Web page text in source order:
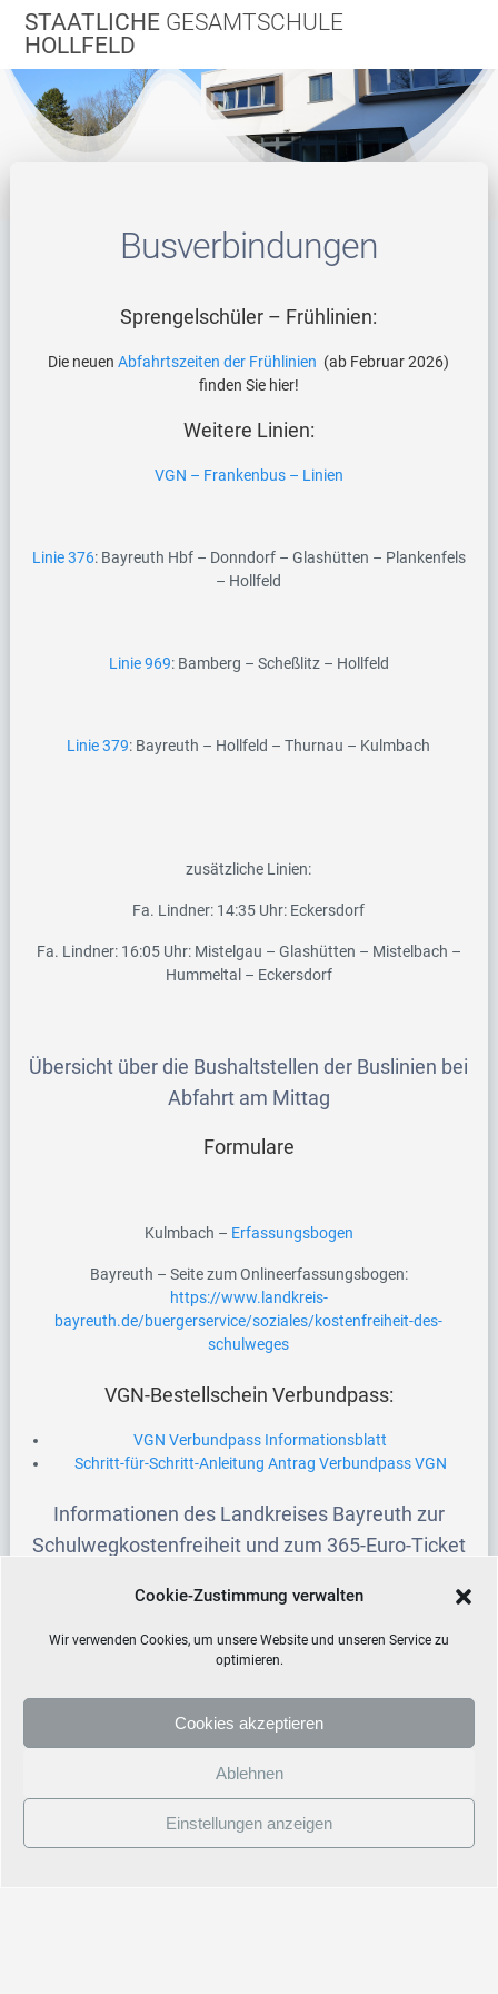
Cookie-Zustimmung verwalten
Wir verwenden Cookies, um unsere Website und unseren Service zu
optimieren.
Cookies akzeptieren
Ablehnen
Einstellungen anzeigen
Zum
Inhalt
STAATLICHE GESAMTSCHULE
HOLLFELD
Busverbindungen
Sprengelschüler – Frühlinien:
Die neuenAbfahrtszeiten der Frühlinien (ab Februar 2026)
finden Sie hier!
Weitere Linien:
VGN – Frankenbus – Linien
Linie 376: Bayreuth Hbf – Donndorf – Glashütten – Plankenfels
– Hollfeld
Linie 969: Bamberg – Scheßlitz – Hollfeld
Linie 379: Bayreuth – Hollfeld – Thurnau – Kulmbach
zusätzliche Linien:
Fa. Lindner: 14:35 Uhr: Eckersdorf
Fa. Lindner: 16:05 Uhr: Mistelgau – Glashütten – Mistelbach –
Hummeltal – Eckersdorf
Übersicht über die Bushaltstellen der Buslinien bei
Abfahrt am Mittag
Formulare
Kulmbach – Erfassungsbogen
Bayreuth – Seite zum Onlineerfassungsbogen:
https://www.landkreis-
bayreuth.de/buergerservice/soziales/kostenfreiheit-des-
schulweges
VGN-Bestellschein Verbundpass:
VGN Verbundpass Informationsblatt
Schritt-für-Schritt-Anleitung Antrag Verbundpass VGN
Informationen des Landkreises Bayreuth zur
Schulwegkostenfreiheit und zum 365-Euro-Ticket
Merkblatt für Eltern – Übergang an weiterführende Schulen